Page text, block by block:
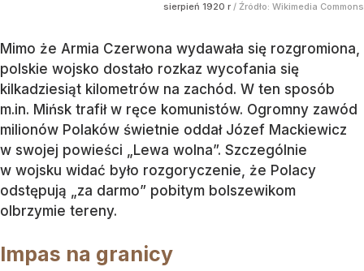
sierpień 1920 r / Źródło: Wikimedia Commons
Mimo że Armia Czerwona wydawała się rozgromiona,
polskie wojsko dostało rozkaz wycofania się
kilkadziesiąt kilometrów na zachód. W ten sposób
m.in. Mińsk trafił w ręce komunistów. Ogromny zawód
milionów Polaków świetnie oddał Józef Mackiewicz
w swojej powieści „Lewa wolna”. Szczególnie
w wojsku widać było rozgoryczenie, że Polacy
odstępują „za darmo” pobitym bolszewikom
olbrzymie tereny.
Impas na granicy